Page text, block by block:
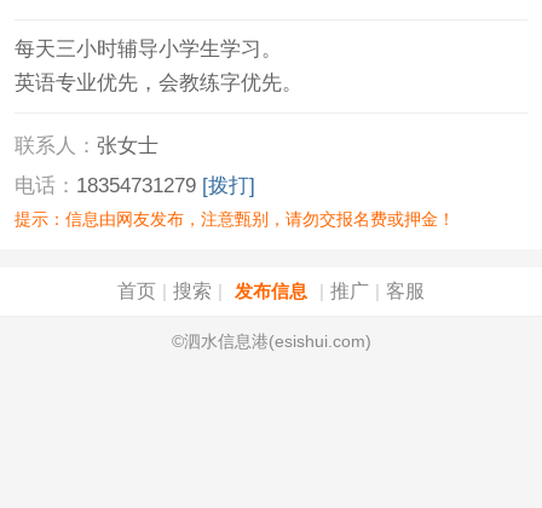
每天三小时辅导小学生学习。
英语专业优先，会教练字优先。
联系人：张女士
电话： 18354731279 [拨打]
提示：信息由网友发布，注意甄别，请勿交报名费或押金！
首页 搜索 发布信息 推广 客服
©泗水信息港(esishui.com)